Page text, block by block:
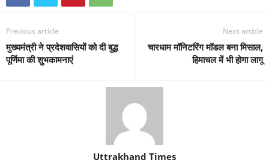
Previous article
मुख्यमंत्री ने प्रदेशवासियों को दी बुद्ध
पूर्णिमा की शुभकामनाएं
Next article
चारधाम मॉनिटरिंग मॉडल बना मिसाल,
हिमाचल में भी होगा लागू
Uttrakhand Times